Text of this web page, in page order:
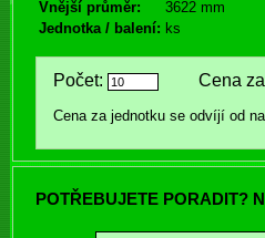
Vnější průměr:
3622 mm
Jednotka / balení: ks
Počet: Cena za
Cena za jednotku se odvíjí od
POTŘEBUJETE PORADIT?